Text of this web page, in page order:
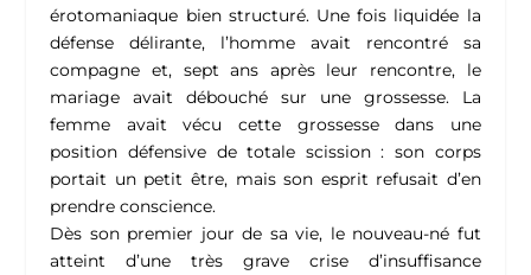
érotomaniaque bien structuré. Une fois liquidée la
défense délirante, l’homme avait rencontré sa
compagne et, sept ans après leur rencontre, le
mariage avait débouché sur une grossesse. La
femme avait vécu cette grossesse dans une
position défensive de totale scission : son corps
portait un petit être, mais son esprit refusait d’en
prendre conscience.
Dès son premier jour de sa vie, le nouveau-né fut
atteint d’une très grave crise d’insuffisance